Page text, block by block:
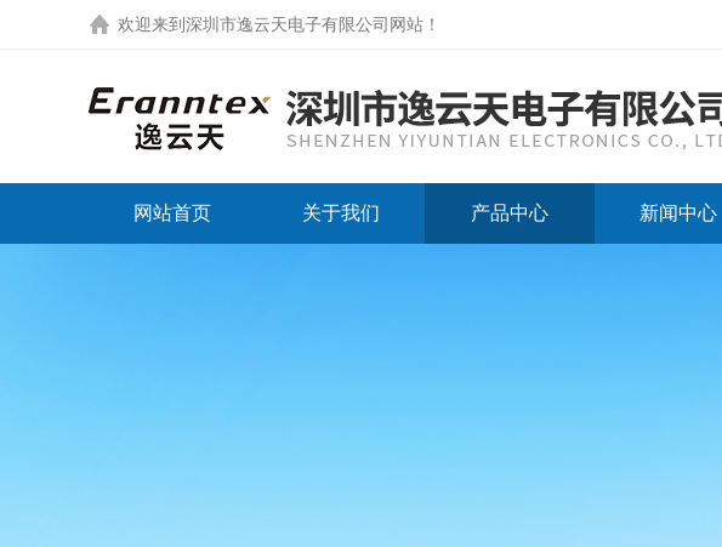
欢迎来到 深圳市逸云天电子有限公司网站 ！
网站首页 关于我们 产品中心 新闻中心